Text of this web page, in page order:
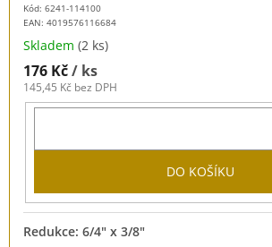
Kód: 6241-114100
EAN: 4019576116684
Skladem (2 ks)
176 Kč/ ks
145,45 Kč bez DPH
DO KOŠÍKU
Redukce: 6/4" x 3/8"